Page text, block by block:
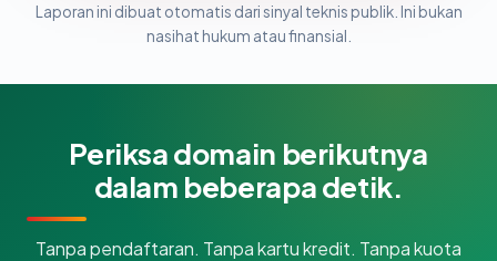
Laporan ini dibuat otomatis dari sinyal teknis publik. Ini bukan
nasihat hukum atau finansial.
Periksa domain berikutnya
dalam beberapa detik.
Tanpa pendaftaran. Tanpa kartu kredit. Tanpa kuota